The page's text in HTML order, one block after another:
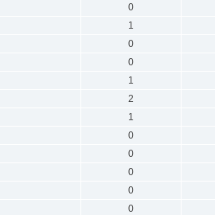
0
1
0
0
1
2
1
0
0
0
0
0